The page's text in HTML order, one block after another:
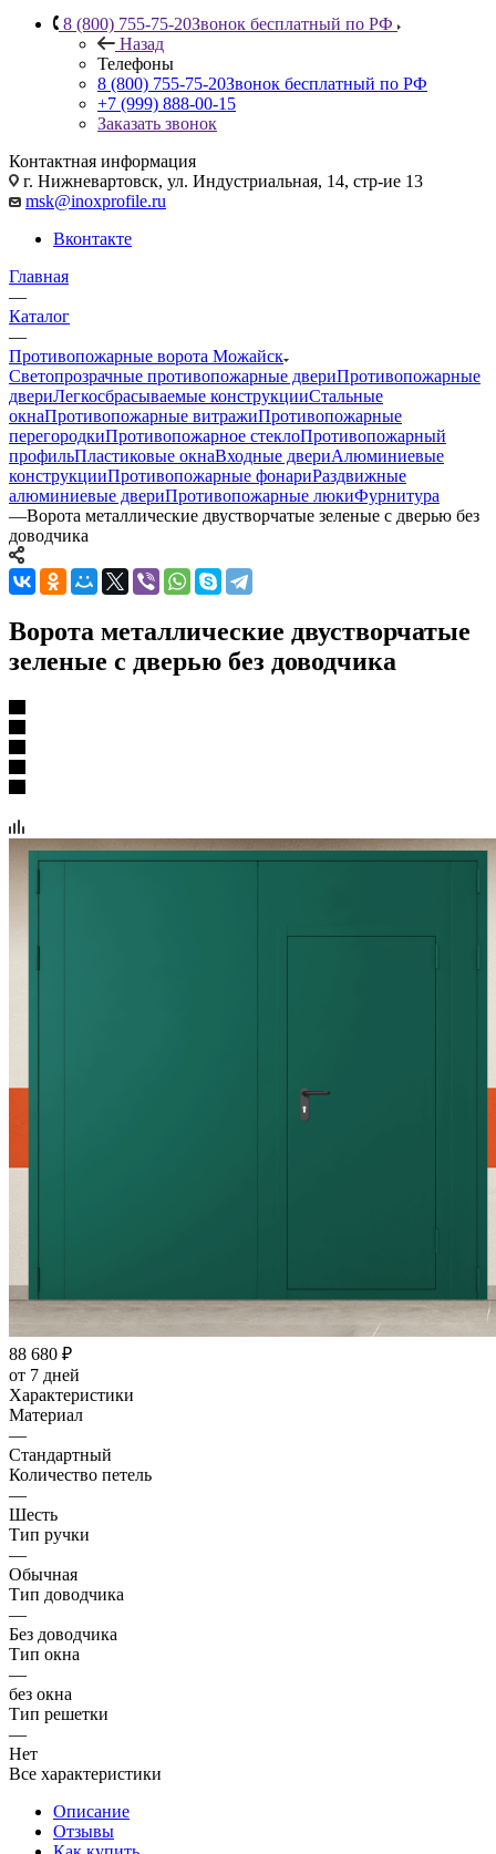
8 (800) 755-75-20Звонок бесплатный по РФ
Назад
Телефоны
8 (800) 755-75-20Звонок бесплатный по РФ
+7 (999) 888-00-15
Заказать звонок
Контактная информация
г. Нижневартовск, ул. Индустриальная, 14, стр-ие 13
msk@inoxprofile.ru
Вконтакте
Главная
—
Каталог
—
Противопожарные ворота Можайск
Светопрозрачные противопожарные двериПротивопожарные
двериЛегкосбрасываемые конструкцииСтальные
окнаПротивопожарные витражиПротивопожарные
перегородкиПротивопожарное стеклоПротивопожарный
профильПластиковые окнаВходные двериАлюминиевые
конструкцииПротивопожарные фонариРаздвижные
алюминиевые двериПротивопожарные люкиФурнитура
—Ворота металлические двустворчатые зеленые с дверью без
доводчика
Ворота металлические двустворчатые
зеленые с дверью без доводчика
88 680 ₽
от 7 дней
Характеристики
Материал
—
Стандартный
Количество петель
—
Шесть
Тип ручки
—
Обычная
Тип доводчика
—
Без доводчика
Тип окна
—
без окна
Тип решетки
—
Нет
Все характеристики
Описание
Отзывы